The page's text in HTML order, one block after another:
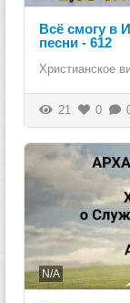
Всё смогу в
песни - 612
Христианское
21 0
N/A